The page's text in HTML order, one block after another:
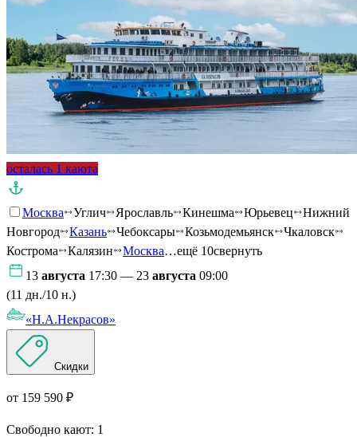
осталась 1 каюта
Москва Углич Ярославль Кинешма Юрьевец
Нижний
Новгород
Казань Чебоксары Козьмодемьянск
Чкаловск
Кострома
Калязин Москва…ещё 10свернуть
13 августа 17:30 — 23 августа 09:00
(11 дн./10 н.)
«Н.А.Некрасов»
Скидки
от 159 590 ₽
Свободно кают: 1